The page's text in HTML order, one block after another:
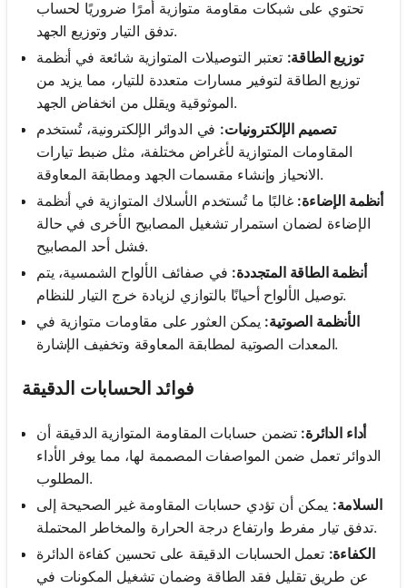
تحتوي على شبكات مقاومة متوازية أمرًا ضروريًا لحساب
تدفق التيار وتوزيع الجهد.
توزيع الطاقة: تعتبر التوصيلات المتوازية شائعة في أنظمة
توزيع الطاقة لتوفير مسارات متعددة للتيار، مما يزيد من
الموثوقية ويقلل من انخفاض الجهد.
تصميم الإلكترونيات: في الدوائر الإلكترونية، تُستخدم
المقاومات المتوازية لأغراض مختلفة، مثل ضبط تيارات
الانحياز وإنشاء مقسمات الجهد ومطابقة المعاوقة.
أنظمة الإضاءة: غالبًا ما تُستخدم الأسلاك المتوازية في أنظمة
الإضاءة لضمان استمرار تشغيل المصابيح الأخرى في حالة
فشل أحد المصابيح.
أنظمة الطاقة المتجددة: في صفائف الألواح الشمسية، يتم
توصيل الألواح أحيانًا بالتوازي لزيادة خرج التيار للنظام.
الأنظمة الصوتية: يمكن العثور على مقاومات متوازية في
المعدات الصوتية لمطابقة المعاوقة وتخفيف الإشارة.
فوائد الحسابات الدقيقة
أداء الدائرة: تضمن حسابات المقاومة المتوازية الدقيقة أن
الدوائر تعمل ضمن المواصفات المصممة لها، مما يوفر الأداء
المطلوب.
السلامة: يمكن أن تؤدي حسابات المقاومة غير الصحيحة إلى
تدفق تيار مفرط وارتفاع درجة الحرارة والمخاطر المحتملة.
الكفاءة: تعمل الحسابات الدقيقة على تحسين كفاءة الدائرة
عن طريق تقليل فقد الطاقة وضمان تشغيل المكونات في